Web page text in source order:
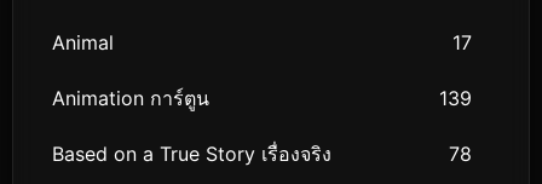
Animal 17
Animation การ์ตูน 139
Based on a True Story เรื่องจริง 78